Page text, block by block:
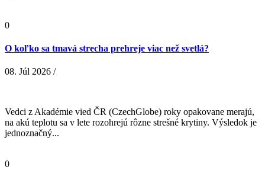
0
O koľko sa tmavá strecha prehreje viac než svetlá?
08. Júl 2026 /
Vedci z Akadémie vied ČR (CzechGlobe) roky opakovane merajú,
na akú teplotu sa v lete rozohrejú rôzne strešné krytiny. Výsledok je
jednoznačný...
0